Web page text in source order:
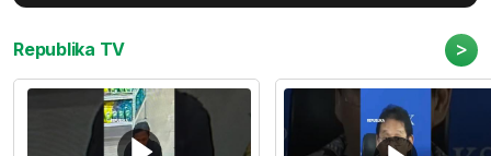
Republika TV >